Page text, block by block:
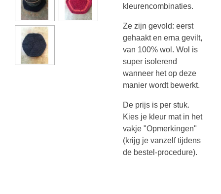
kleurencombinaties.
Ze zijn gevold: eerst
gehaakt en erna gevilt,
van 100% wol. Wol is
super isolerend
wanneer het op deze
manier wordt bewerkt.
De prijs is per stuk.
Kies je kleur mat in het
vakje "Opmerkingen"
(krijg je vanzelf tijdens
de bestel-procedure).